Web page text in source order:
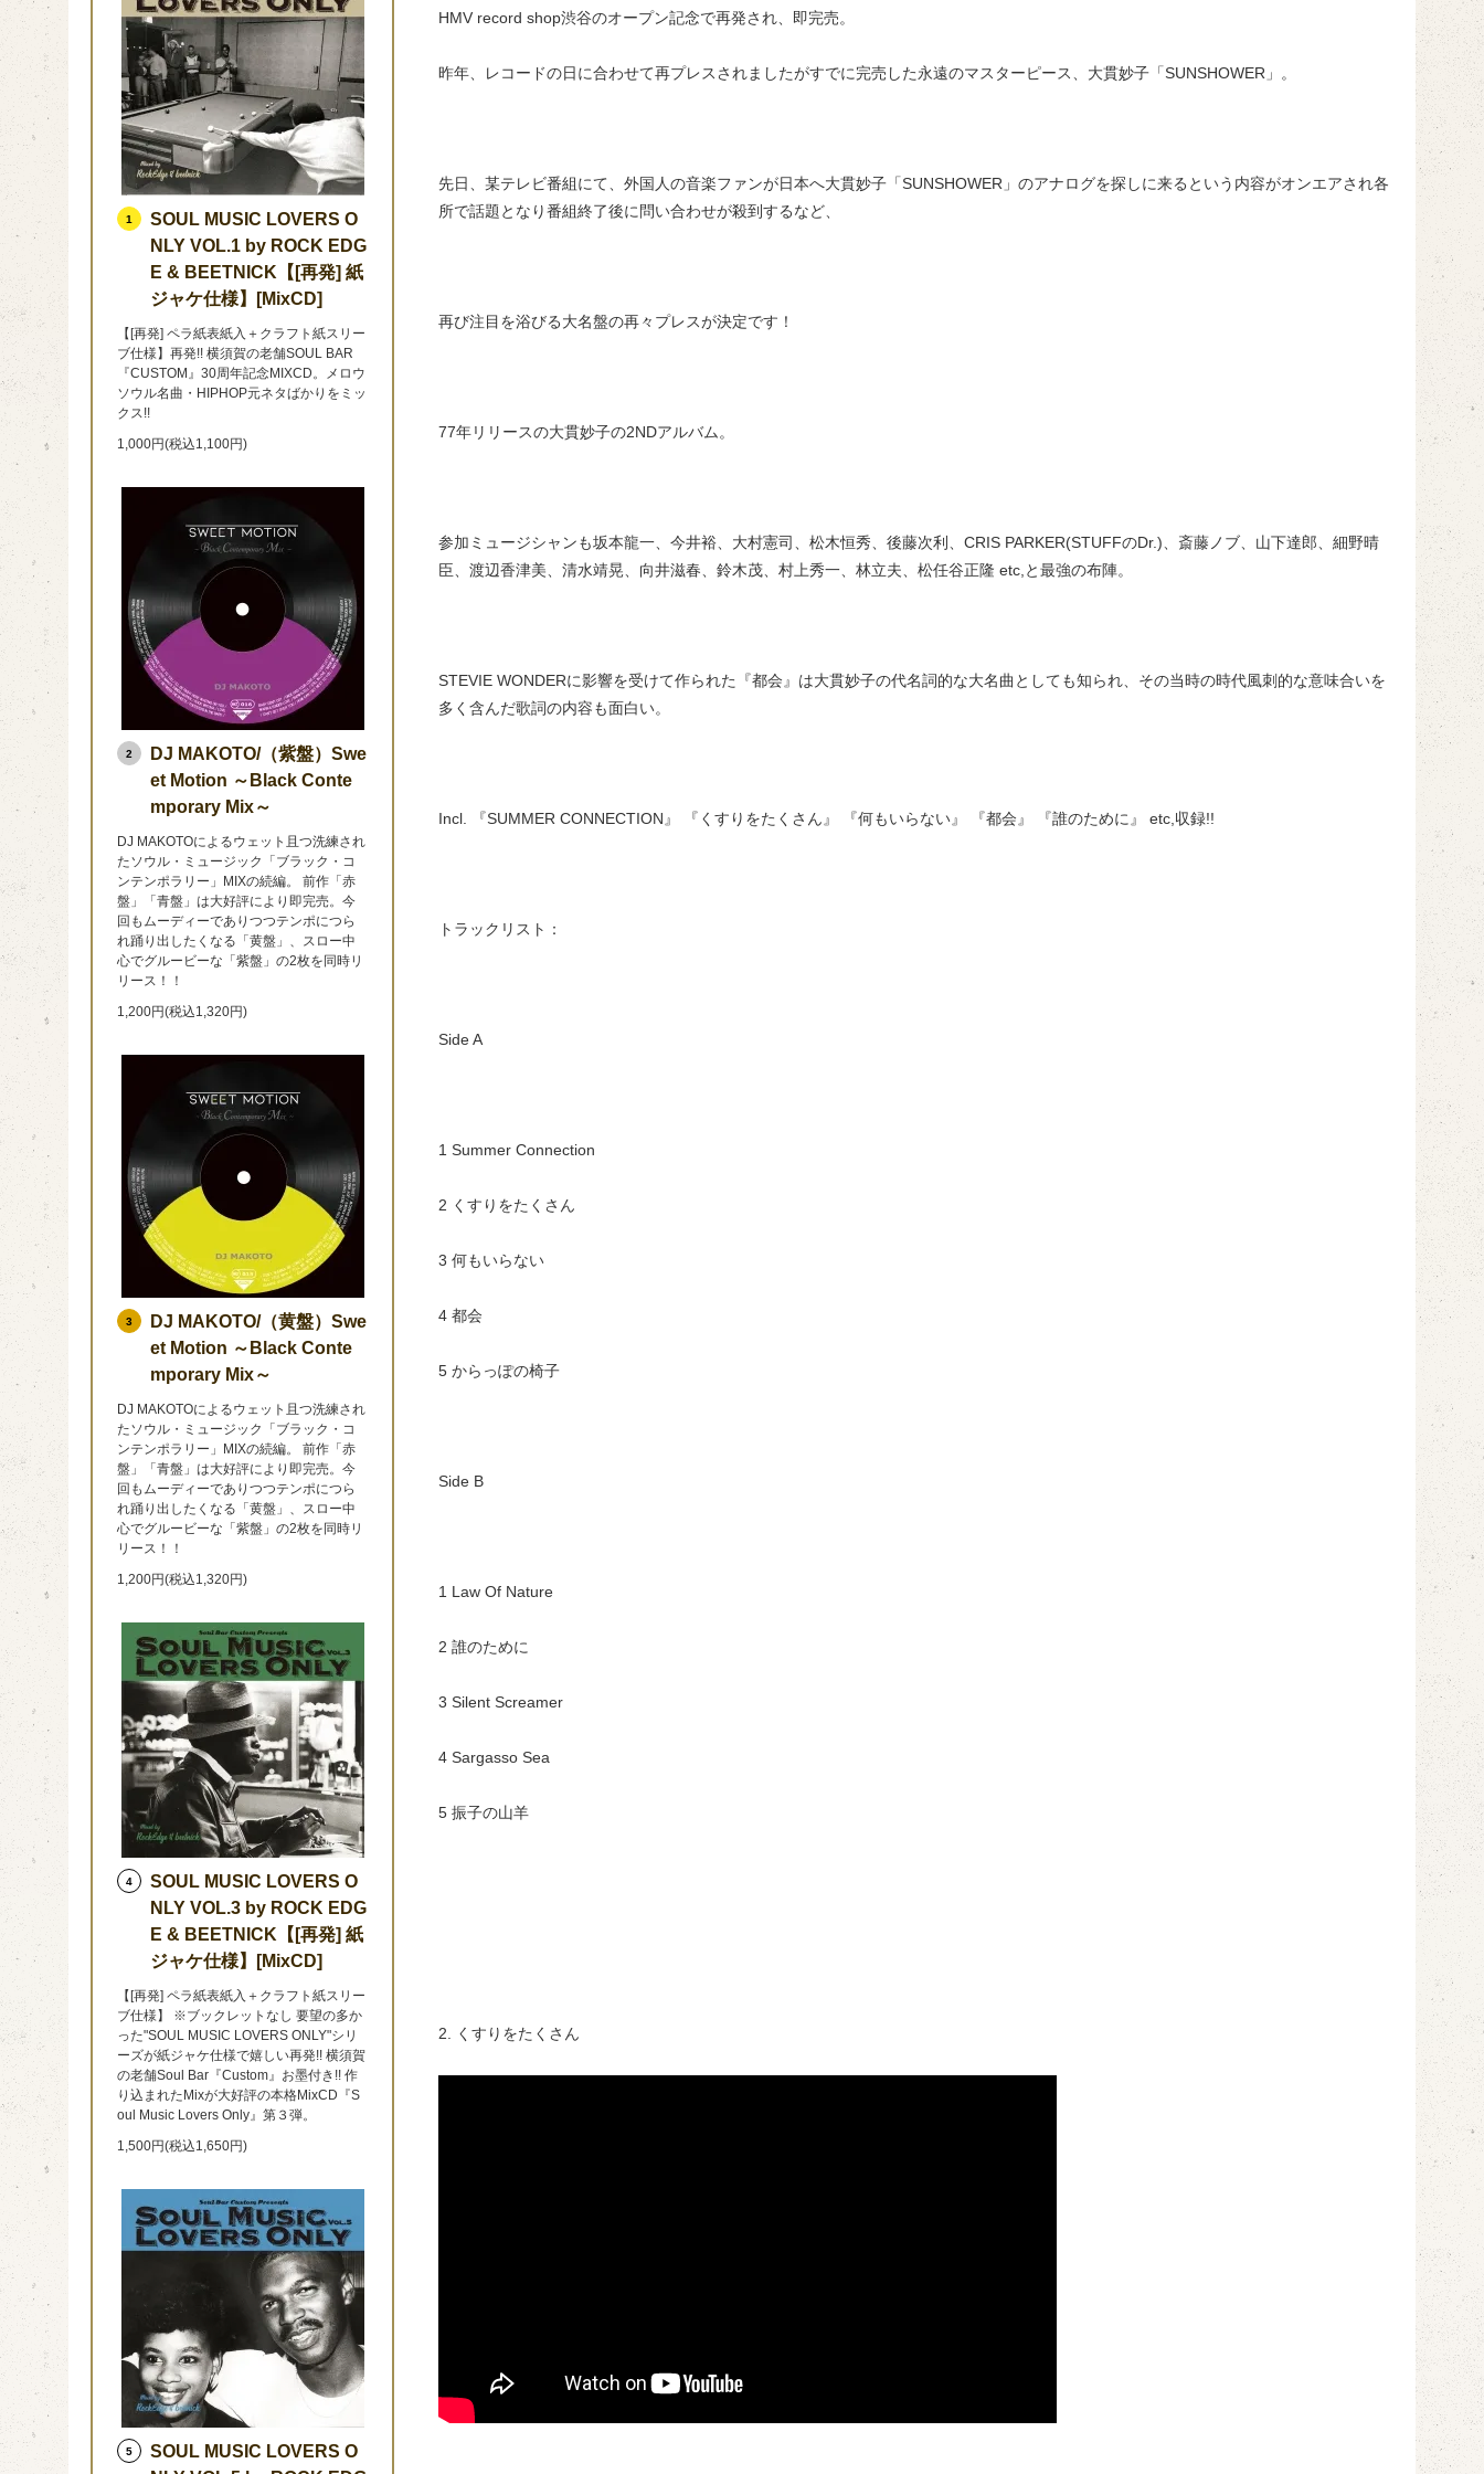
HMV record shop渋谷のオープン記念で再発され、即完売。
昨年、レコードの日に合わせて再プレスされましたがすでに完売した永遠のマスターピース、大貫妙子「SUNSHOWER」。
先日、某テレビ番組にて、外国人の音楽ファンが日本へ大貫妙子「SUNSHOWER」のアナログを探しに来るという内容がオンエアされ各
所で話題となり番組終了後に問い合わせが殺到するなど、
再び注目を浴びる大名盤の再々プレスが決定です！
77年リリースの大貫妙子の2NDアルバム。
参加ミュージシャンも坂本龍一、今井裕、大村憲司、松木恒秀、後藤次利、CRIS PARKER(STUFFのDr.)、斎藤ノブ、山下達郎、細野晴
臣、渡辺香津美、清水靖晃、向井滋春、鈴木茂、村上秀一、林立夫、松任谷正隆 etc,と最強の布陣。
STEVIE WONDERに影響を受けて作られた『都会』は大貫妙子の代名詞的な大名曲としても知られ、その当時の時代風刺的な意味合いを
多く含んだ歌詞の内容も面白い。
Incl. 『SUMMER CONNECTION』 『くすりをたくさん』 『何もいらない』 『都会』 『誰のために』 etc,収録!!
トラックリスト：
Side A
1 Summer Connection
2 くすりをたくさん
3 何もいらない
4 都会
5 からっぽの椅子
Side B
1 Law Of Nature
2 誰のために
3 Silent Screamer
4 Sargasso Sea
5 振子の山羊
2. くすりをたくさん
1
SOUL MUSIC LOVERS O
NLY VOL.1 by ROCK EDG
E & BEETNICK【[再発] 紙
ジャケ仕様】[MixCD]
【[再発] ペラ紙表紙入＋クラフト紙スリー
ブ仕様】再発!! 横須賀の老舗SOUL BAR
『CUSTOM』30周年記念MIXCD。メロウ
ソウル名曲・HIPHOP元ネタばかりをミッ
クス!!
1,000円(税込1,100円)
2
DJ MAKOTO/（紫盤）Swe
et Motion ～Black Conte
mporary Mix～
DJ MAKOTOによるウェット且つ洗練され
たソウル・ミュージック「ブラック・コ
ンテンポラリー」MIXの続編。 前作「赤
盤」「青盤」は大好評により即完売。今
回もムーディーでありつつテンポにつら
れ踊り出したくなる「黄盤」、スロー中
心でグルービーな「紫盤」の2枚を同時リ
リース！！
1,200円(税込1,320円)
3
DJ MAKOTO/（黄盤）Swe
et Motion ～Black Conte
mporary Mix～
DJ MAKOTOによるウェット且つ洗練され
たソウル・ミュージック「ブラック・コ
ンテンポラリー」MIXの続編。 前作「赤
盤」「青盤」は大好評により即完売。今
回もムーディーでありつつテンポにつら
れ踊り出したくなる「黄盤」、スロー中
心でグルービーな「紫盤」の2枚を同時リ
リース！！
1,200円(税込1,320円)
4
SOUL MUSIC LOVERS O
NLY VOL.3 by ROCK EDG
E & BEETNICK【[再発] 紙
ジャケ仕様】[MixCD]
【[再発] ペラ紙表紙入＋クラフト紙スリー
ブ仕様】 ※ブックレットなし 要望の多か
った"SOUL MUSIC LOVERS ONLY"シリ
ーズが紙ジャケ仕様で嬉しい再発!! 横須賀
の老舗Soul Bar『Custom』お墨付き!! 作
り込まれたMixが大好評の本格MixCD『S
oul Music Lovers Only』第３弾。
1,500円(税込1,650円)
5
SOUL MUSIC LOVERS O